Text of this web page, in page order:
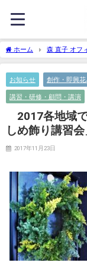
ホーム 森 直子 オフ
での「クリスマス講習会」
お知らせ 創作・即興
講習・研修・顧問・講演
2017各地域
しめ飾り講習
2017年11月23日